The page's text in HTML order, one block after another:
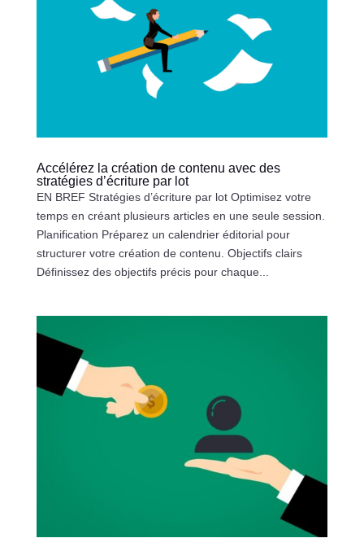
Accélérez la création de contenu avec des
stratégies d’écriture par lot
EN BREF Stratégies d’écriture par lot Optimisez votre
temps en créant plusieurs articles en une seule session.
Planification Préparez un calendrier éditorial pour
structurer votre création de contenu. Objectifs clairs
Définissez des objectifs précis pour chaque...